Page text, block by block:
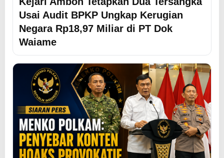
Usai Audit BPKP Ungkap Kerugian
Negara Rp18,97 Miliar di PT Dok
Waiame